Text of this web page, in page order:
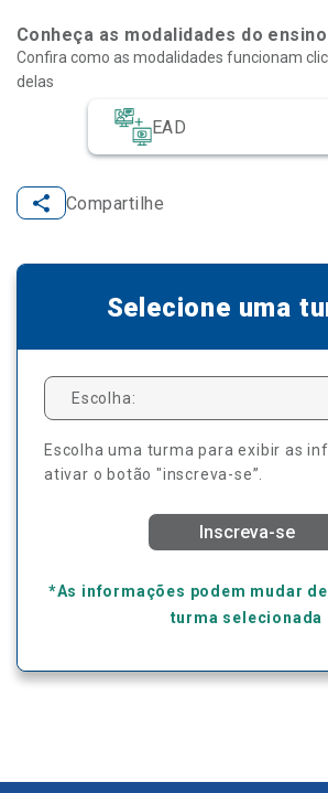
Conheça as modalidades do ensino
EAD
Confira como as modalidades funcionam
delas
Compartilhe
Selecione uma
Escolha:
Escolha uma turma para exibir as
ativar o botão "inscreva-se”.
Inscreva-se
*As informações podem mudar
turma selecionada